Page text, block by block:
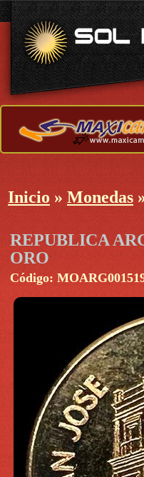
Inicio » Monedas
REPUBLICA
ORO
Código: